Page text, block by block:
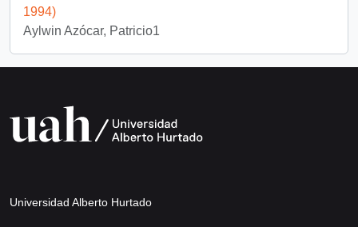
1994)
Aylwin Azócar, Patricio1
Universidad Alberto Hurtado